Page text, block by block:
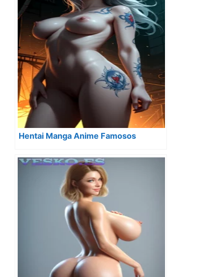
Hentai Manga Anime Famosos